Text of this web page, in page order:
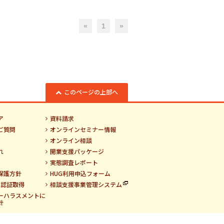
« 1 »
このページの上部へ
質問
護方針
証取得
ハラスメントに
資料請求
オンラインセミナー情報
オンライン相談
開業支援パッケージ
実態調査レポート
HUG利用申込フォーム
相談支援事業管理システム